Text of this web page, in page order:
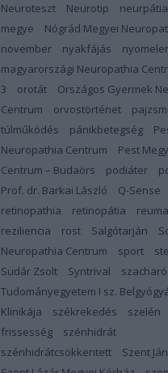
Neuroteszt
Neurotip neurpátia
megye
Nógrád Megyei
november
nyakfájás
magyarországi Neuropathia
3
orotát
Országos Gyermek
Centrum
orvostörténet
túlműködés
pánikbetegség
Neuropathia Centrum
Pest
Centrum – Budaörs
podiáter
Prof. dr. Barkai László
Q-Sense
retinopathia
retinopátia reuma
reziliencia
rost Salgótarján
Neuropathia Centrum
sport
Sudár Zsolt
Syntrival
Tudományegyetem I sz.
Klinikája
székrekedés szelén
frissesség
szénhidrát
szénhidrátcsökkentett
Szent